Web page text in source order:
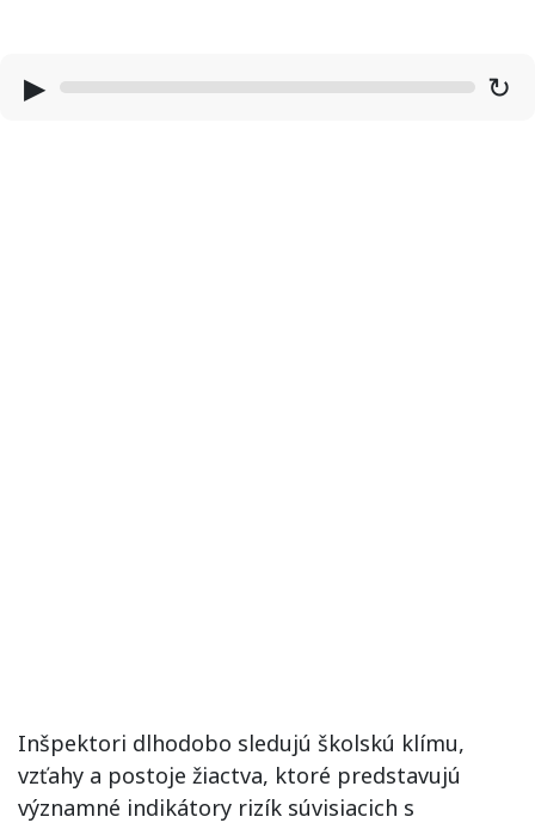
▶ ↻
Inšpektori dlhodobo sledujú školskú klímu,
vzťahy a postoje žiactva, ktoré predstavujú
významné indikátory rizík súvisiacich s